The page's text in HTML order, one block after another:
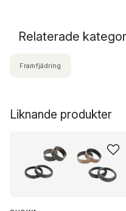
Liknande produkter
Relaterade
Framfjädring